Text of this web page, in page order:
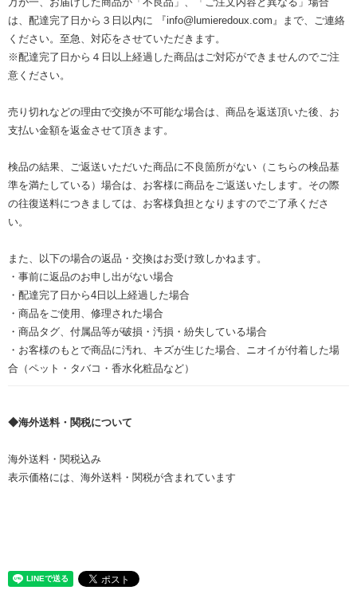
は、配達完了日から３日以内に 『info@lumieredoux.com』まで、ご連絡
ください。至急、対応をさせていただきます。
※配達完了日から４日以上経過した商品はご対応ができませんのでご注
意ください。
売り切れなどの理由で交換が不可能な場合は、商品を返送頂いた後、お
支払い金額を返金させて頂きます。
検品の結果、ご返送いただいた商品に不良箇所がない（こちらの検品基
準を満たしている）場合は、お客様に商品をご返送いたします。その際
の往復送料につきましては、お客様負担となりますのでご了承くださ
い。
また、以下の場合の返品・交換はお受け致しかねます。
・事前に返品のお申し出がない場合
・配達完了日から4日以上経過した場合
・商品をご使用、修理された場合
・商品タグ、付属品等が破損・汚損・紛失している場合
・お客様のもとで商品に汚れ、キズが生じた場合、ニオイが付着した場
合（ペット・タバコ・香水化粧品など）
◆海外送料・関税について
海外送料・関税込み
表示価格には、海外送料・関税が含まれています